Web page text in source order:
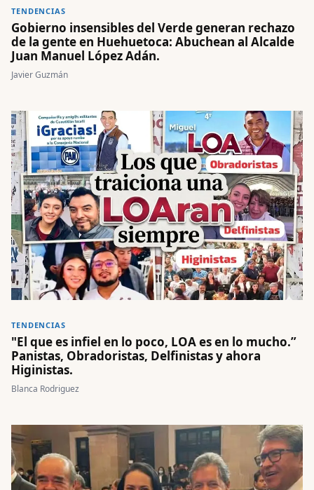
TENDENCIAS
Gobierno insensibles del Verde generan rechazo
de la gente en Huehuetoca: Abuchean al Alcalde
Juan Manuel López Adán.
Javier Guzmán
TENDENCIAS
"El que es infiel en lo poco, LOA es en lo mucho.”
Panistas, Obradoristas, Delfinistas y ahora
Higinistas.
Blanca Rodriguez